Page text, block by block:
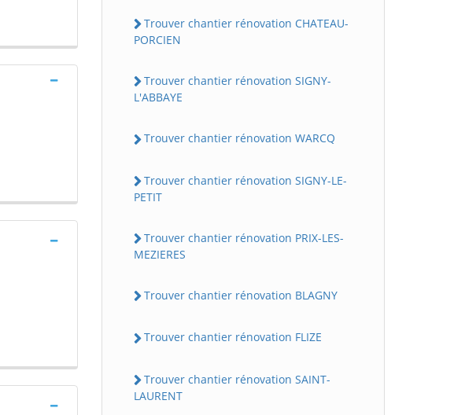
Trouver chantier rénovation CHATEAU-
PORCIEN
Trouver chantier rénovation SIGNY-
L'ABBAYE
Trouver chantier rénovation WARCQ
Trouver chantier rénovation SIGNY-LE-
PETIT
Trouver chantier rénovation PRIX-LES-
MEZIERES
Trouver chantier rénovation BLAGNY
Trouver chantier rénovation FLIZE
Trouver chantier rénovation SAINT-
LAURENT